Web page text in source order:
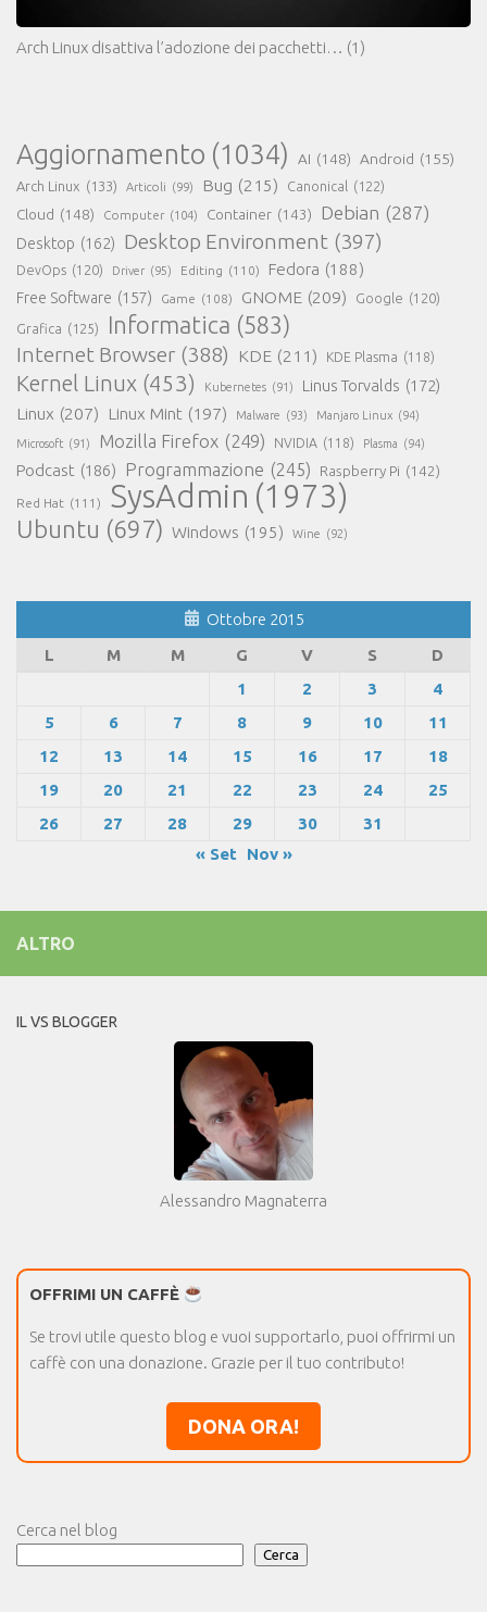
Arch Linux disattiva l’adozione dei pacchetti… (1)
Aggiornamento (1034) AI (148) Android (155)
Arch Linux (133) Articoli (99) Bug (215) Canonical (122)
Cloud (148) Computer (104) Container (143) Debian (287)
Desktop (162) Desktop Environment (397)
DevOps (120) Driver (95) Editing (110) Fedora (188)
Free Software (157) Game (108) GNOME (209) Google (120)
Grafica (125) Informatica (583)
Internet Browser (388) KDE (211) KDE Plasma (118)
Kernel Linux (453) Kubernetes (91) Linus Torvalds (172)
Linux (207) Linux Mint (197) Malware (93) Manjaro Linux (94)
Microsoft (91) Mozilla Firefox (249) NVIDIA (118) Plasma (94)
Podcast (186) Programmazione (245) Raspberry Pi (142)
Red Hat (111) SysAdmin (1973)
Ubuntu (697) Windows (195) Wine (92)
Ottobre 2015
L
M M G V S
D
1
2 3
4
5
6 7 8 9 10
11
12
13 14 15 16 17
18
19
20 21 22 23 24
25
26
27 28 29 30
31
« Set
Nov »
ALTRO
IL VS BLOGGER
Alessandro Magnaterra
OFFRIMI UN CAFFÈ
Se trovi utile questo blog e vuoi supportarlo, puoi offrirmi un
caffè con una donazione. Grazie per il tuo contributo!
DONA ORA!
Cerca nel blog
Cerca